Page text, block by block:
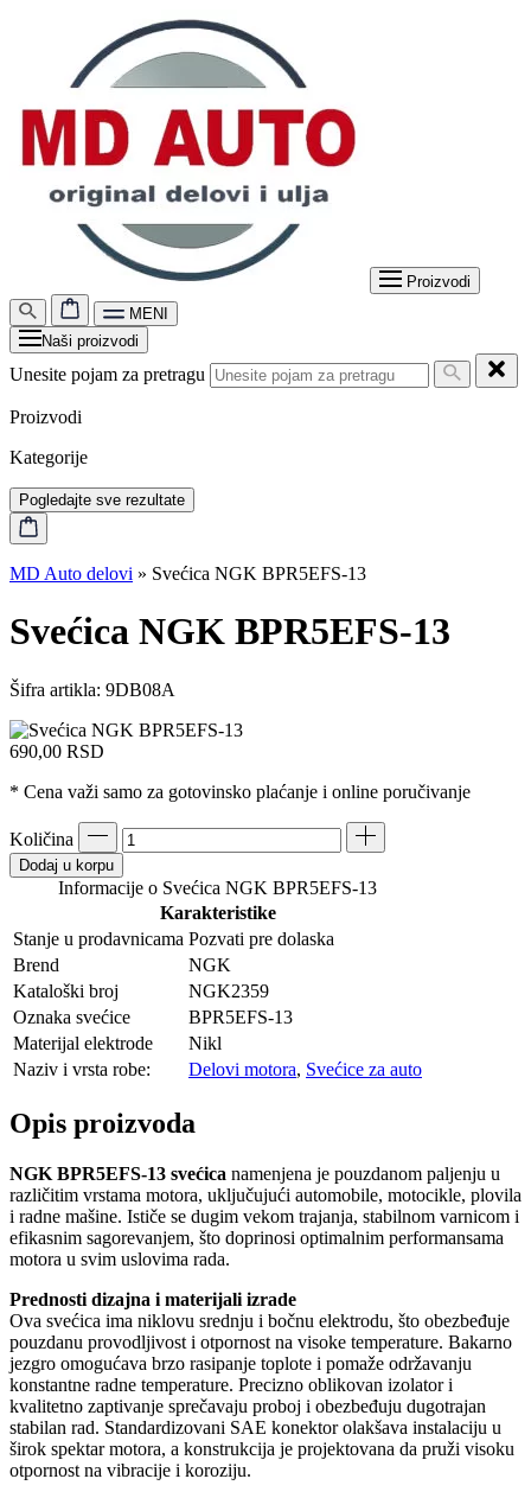
Proizvodi
MENI
Naši proizvodi
Unesite pojam za pretragu
Proizvodi
Kategorije
Pogledajte sve rezultate
MD Auto delovi » Svećica NGK BPR5EFS-13
Svećica NGK BPR5EFS-13
Šifra artikla: 9DB08A
690,00 RSD
* Cena važi samo za gotovinsko plaćanje i online poručivanje
Količina
Dodaj u korpu
Informacije o Svećica NGK BPR5EFS-13
Karakteristike
Stanje u prodavnicama Pozvati pre dolaska
Brend
NGK
Kataloški broj
NGK2359
Oznaka svećice
BPR5EFS-13
Materijal elektrode
Nikl
Naziv i vrsta robe:
Delovi motora, Svećice za auto
Opis proizvoda
NGK BPR5EFS-13 svećica namenjena je pouzdanom paljenju u
različitim vrstama motora, uključujući automobile, motocikle, plovila
i radne mašine. Ističe se dugim vekom trajanja, stabilnom varnicom i
efikasnim sagorevanjem, što doprinosi optimalnim performansama
motora u svim uslovima rada.
Prednosti dizajna i materijali izrade
Ova svećica ima niklovu srednju i bočnu elektrodu, što obezbeđuje
pouzdanu provodljivost i otpornost na visoke temperature. Bakarno
jezgro omogućava brzo rasipanje toplote i pomaže održavanju
konstantne radne temperature. Precizno oblikovan izolator i
kvalitetno zaptivanje sprečavaju proboj i obezbeđuju dugotrajan
stabilan rad. Standardizovani SAE konektor olakšava instalaciju u
širok spektar motora, a konstrukcija je projektovana da pruži visoku
otpornost na vibracije i koroziju.